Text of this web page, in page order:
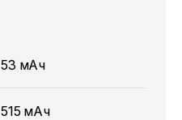
53 мАч
515 мАч